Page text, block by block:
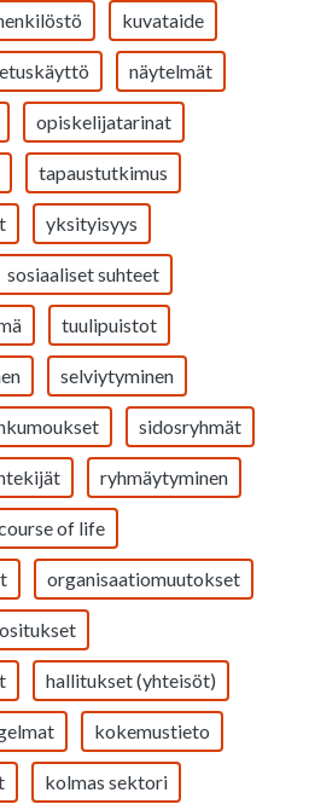
kuvataide
näytelmät
opiskelijatarinat
tapaustutkimus
yksityisyys
sosiaaliset suhteet
tuulipuistot
selviytyminen
sidosryhmät
ryhmäytyminen
of life
organisaatiomuutokset
hallitukset (yhteisöt)
kokemustieto
kolmas sektori